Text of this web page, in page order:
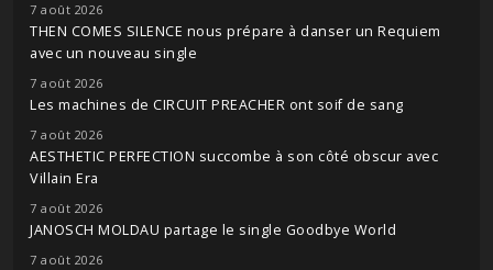
7 août 2026
THEN COMES SILENCE nous prépare à danser un Requiem
avec un nouveau single
7 août 2026
Les machines de CIRCUIT PREACHER ont soif de sang
7 août 2026
AESTHETIC PERFECTION succombe à son côté obscur avec
Villain Era
7 août 2026
JANOSCH MOLDAU partage le single Goodbye World
7 août 2026